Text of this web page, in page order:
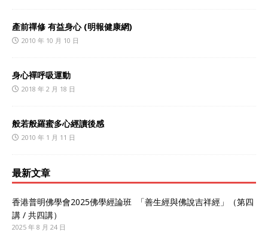
產前禪修 有益身心 (明報健康網)
2010 年 10 月 10 日
身心襌呼吸運動
2018 年 2 月 18 日
般若般羅蜜多心經讀後感
2010 年 1 月 11 日
最新文章
香港普明佛學會2025佛學經論班 「善生經與佛說吉祥經」（第四
講 / 共四講）
2025 年 8 月 24 日